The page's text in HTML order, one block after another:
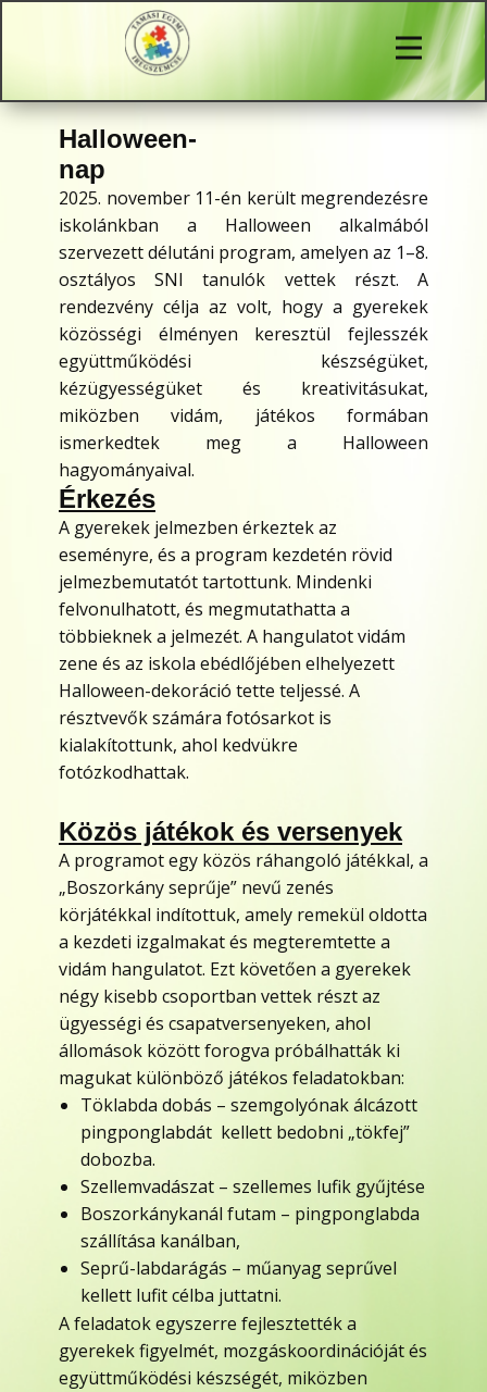
Halloween-
nap
2025. november 11-én került megrendezésre
iskolánkban a Halloween alkalmából
szervezett délutáni program, amelyen az 1–8.
osztályos SNI tanulók vettek részt. A
rendezvény célja az volt, hogy a gyerekek
közösségi élményen keresztül fejlesszék
együttműködési készségüket,
kézügyességüket és kreativitásukat,
miközben vidám, játékos formában
ismerkedtek meg a Halloween
hagyományaival.
Érkezés
A gyerekek jelmezben érkeztek az
eseményre, és a program kezdetén rövid
jelmezbemutatót tartottunk. Mindenki
felvonulhatott, és megmutathatta a
többieknek a jelmezét. A hangulatot vidám
zene és az iskola ebédlőjében elhelyezett
Halloween-dekoráció tette teljessé. A
résztvevők számára fotósarkot is
kialakítottunk, ahol kedvükre
fotózkodhattak.
Közös játékok és versenyek
A programot egy közös ráhangoló játékkal, a
„Boszorkány seprűje” nevű zenés
körjátékkal indítottuk, amely remekül oldotta
a kezdeti izgalmakat és megteremtette a
vidám hangulatot. Ezt követően a gyerekek
négy kisebb csoportban vettek részt az
ügyességi és csapatversenyeken, ahol
állomások között forogva próbálhatták ki
magukat különböző játékos feladatokban:
Töklabda dobás – szemgolyónak álcázott
pingponglabdát kellett bedobni „tökfej”
dobozba.
Szellemvadászat – szellemes lufik gyűjtése
Boszorkánykanál futam – pingponglabda
szállítása kanálban,
Seprű-labdarágás – műanyag seprűvel
kellett lufit célba juttatni.
A feladatok egyszerre fejlesztették a
gyerekek figyelmét, mozgáskoordinációját és
együttműködési készségét, miközben